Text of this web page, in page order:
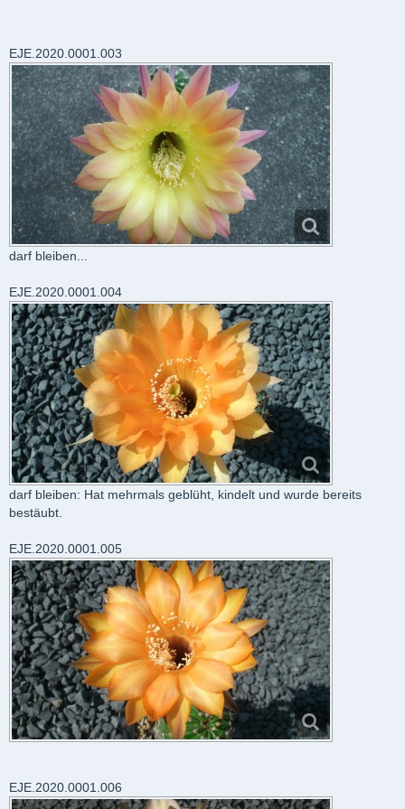
EJE.2020.0001.003
darf bleiben...
EJE.2020.0001.004
darf bleiben: Hat mehrmals geblüht, kindelt und wurde bereits
bestäubt.
EJE.2020.0001.005
EJE.2020.0001.006